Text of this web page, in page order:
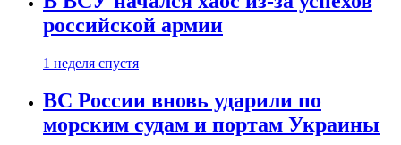
российской армии
1 неделя спустя
ВС России вновь ударили по
морским судам и портам Украины